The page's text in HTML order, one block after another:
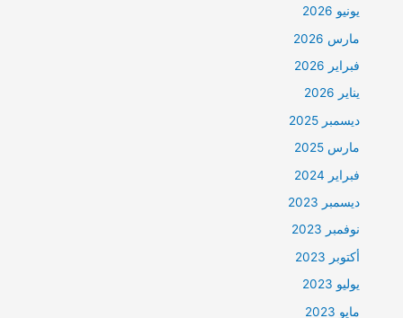
يونيو 2026
مارس 2026
فبراير 2026
يناير 2026
ديسمبر 2025
مارس 2025
فبراير 2024
ديسمبر 2023
نوفمبر 2023
أكتوبر 2023
يوليو 2023
مايو 2023